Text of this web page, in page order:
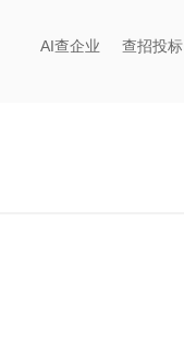
AI查企业 查招投标